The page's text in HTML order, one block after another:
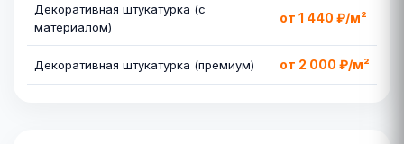
Декоративная штукатурка (с
материалом)
от 1 440 ₽/м²
Декоративная штукатурка (премиум) от 2 000 ₽/м²